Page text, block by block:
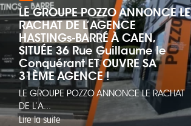
LE GROUPE POZZO ANNONCE LE
RACHAT DE L’AGENCE
HASTINGs-BARRÉ À CAEN,
SITUÉE 36 Rue Guillaume le
Conquérant ET OUVRE SA
31ÈME AGENCE !
LE GROUPE POZZO ANNONCE LE RACHAT
DE L’A...
Lire la suite